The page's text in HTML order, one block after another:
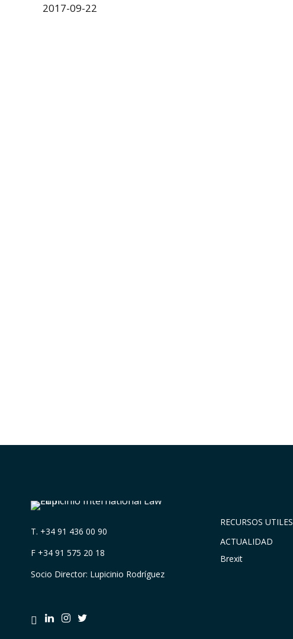
2017-09-22
T. +34 91 436 00 90
F +34 91 575 20 18
Socio Director: Lupicinio Rodríguez
RECURSOS UTILES
ACTUALIDAD
Brexit